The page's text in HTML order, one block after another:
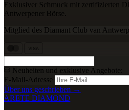
Exklusiver Schmuck mit zertifizierten
Antwerpener Börse.
Mitglied des Diamant Club van
Neuheiten und exklusive Angebote:
E-Mail-Adresse
Über uns geschrieben →
ARETE DIAMOND